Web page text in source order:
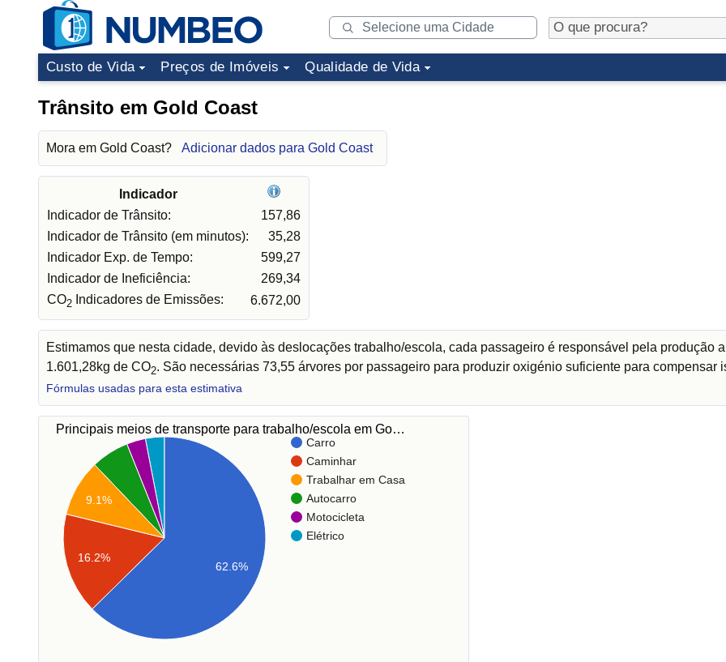
Custo de Vida Preços de Imóveis Qualidade de Vida
Trânsito em Gold Coast
Mora em Gold Coast? Adicionar dados para Gold Coast
Indicador
Indicador de Trânsito:
157,86
Indicador de Trânsito (em minutos):
35,28
Indicador Exp. de Tempo:
599,27
Indicador de Ineficiência:
269,34
CO2 Indicadores de Emissões: 6.672,00
Estimamos que nesta cidade, devido às deslocações trabalho/escola, cada passageiro é responsável pela produção
1.601,28kg de CO2. São necessárias 73,55 árvores por passageiro para produzir oxigénio suficiente para compensar
Fórmulas usadas para esta estimativa
Principais meios de transporte para trabalho/escola em Go…
Carro
Caminhar
Trabalhar em Casa
Autocarro
Motocicleta
Elétrico
9.1%
16.2%
62.6%